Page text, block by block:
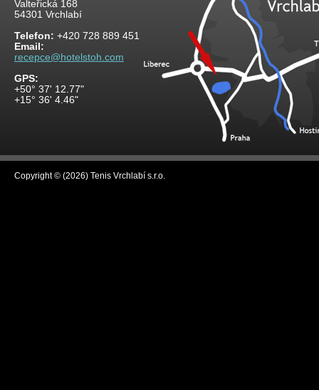
Valteřická 168
54301 Vrchlabí
Telefon: +420 728 889 451
Email:
recepce@hotelstoh.com
GPS:
+50° 37' 12.77"
+15° 36' 4.46"
Copyright © (2026) Tenis Vrchlabí s.r.o.